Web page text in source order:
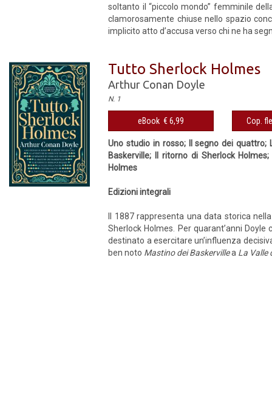
soltanto il “piccolo mondo” femminile
clamorosamente chiuse nello spazio
implicito atto d’accusa verso chi ne ha
Tutto Sherlock Holmes
Arthur Conan Doyle
N. 1
eBook € 6,99 Cop.
Uno studio in rosso; Il segno dei quattro;
Baskerville; Il ritorno di Sherlock
Holmes
Edizioni integrali
Il 1887 rappresenta una data storica
Sherlock Holmes. Per quarant’anni
destinato a esercitare un’influenza
ben noto Mastino dei Baskervillea La Valle